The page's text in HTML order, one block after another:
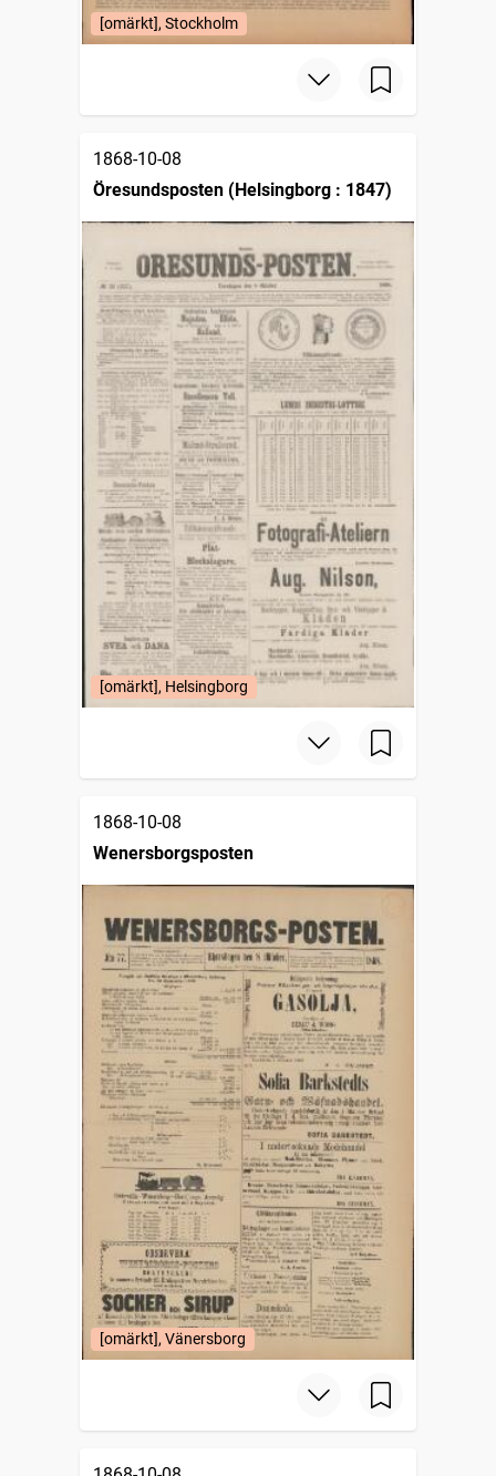
[omärkt], Stockholm
1868-10-08
Öresundsposten (Helsingborg : 1847)
[omärkt], Helsingborg
1868-10-08
Wenersborgsposten
[omärkt], Vänersborg